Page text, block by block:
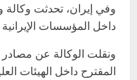
وفي إيران، تحدثت
داخل المؤسسات
ونقلت الوكالة عن
المقترح داخل الهيئات